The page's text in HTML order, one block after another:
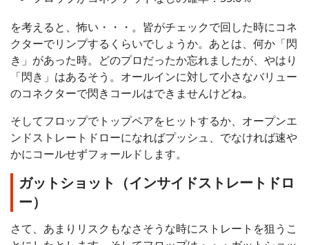
を考えると、怖い・・・。皆がチェックで回した時にコネ
クターでリンプするくらいでしょうか。あとは、何か「閃
き」があった時。どのプロだったか忘れましたが、やはり
「閃き」はあるそう。オールインに対して小さなバリュー
のコネクターで閃きコールはできませんけどね。
そしてフロップでトップペアをヒットするか、オープンエ
ンドストレートドローになればプッシュ、でなければ速や
かにコールせずフォールドします。
ガットショット（インサイドストレートドロ
ー）
さて、あまりリスクもなさそうな時にストレートを狙うこ